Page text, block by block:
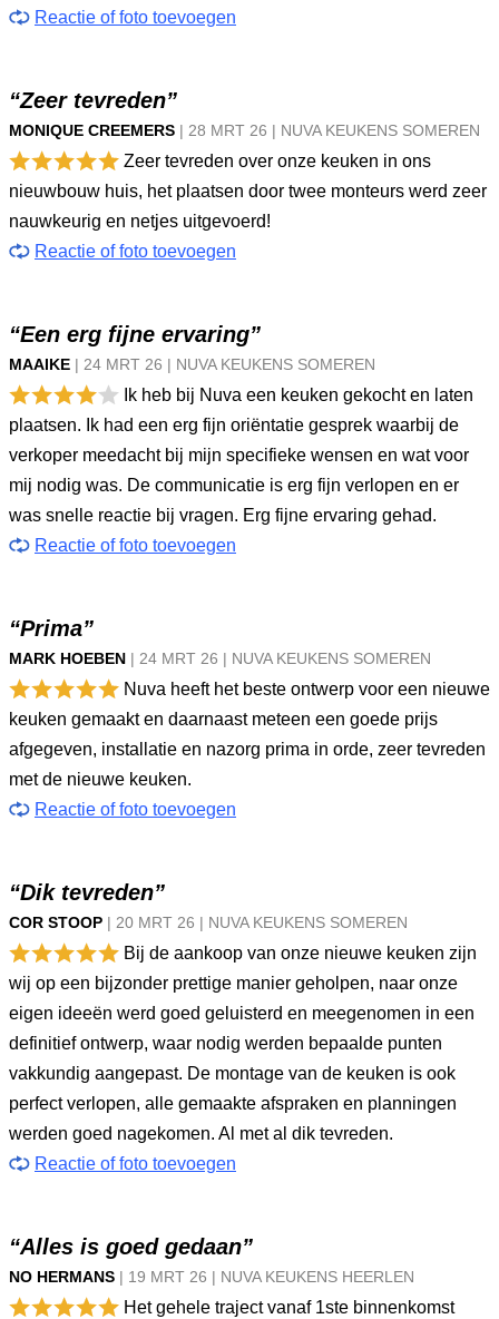
Reactie of foto toevoegen
“Zeer tevreden”
MONIQUE CREEMERS | 28 MRT 26 | NUVA KEUKENS SOMEREN
Zeer tevreden over onze keuken in ons
nieuwbouw huis, het plaatsen door twee monteurs werd zeer
nauwkeurig en netjes uitgevoerd!
Reactie of foto toevoegen
“Een erg fijne ervaring”
MAAIKE | 24 MRT 26 | NUVA KEUKENS SOMEREN
Ik heb bij Nuva een keuken gekocht en laten
plaatsen. Ik had een erg fijn oriëntatie gesprek waarbij de
verkoper meedacht bij mijn specifieke wensen en wat voor
mij nodig was. De communicatie is erg fijn verlopen en er
was snelle reactie bij vragen. Erg fijne ervaring gehad.
Reactie of foto toevoegen
“Prima”
MARK HOEBEN | 24 MRT 26 | NUVA KEUKENS SOMEREN
Nuva heeft het beste ontwerp voor een nieuwe
keuken gemaakt en daarnaast meteen een goede prijs
afgegeven, installatie en nazorg prima in orde, zeer tevreden
met de nieuwe keuken.
Reactie of foto toevoegen
“Dik tevreden”
COR STOOP | 20 MRT 26 | NUVA KEUKENS SOMEREN
Bij de aankoop van onze nieuwe keuken zijn
wij op een bijzonder prettige manier geholpen, naar onze
eigen ideeën werd goed geluisterd en meegenomen in een
definitief ontwerp, waar nodig werden bepaalde punten
vakkundig aangepast. De montage van de keuken is ook
perfect verlopen, alle gemaakte afspraken en planningen
werden goed nagekomen. Al met al dik tevreden.
Reactie of foto toevoegen
“Alles is goed gedaan”
NO HERMANS | 19 MRT 26 | NUVA KEUKENS HEERLEN
Het gehele traject vanaf 1ste binnenkomst